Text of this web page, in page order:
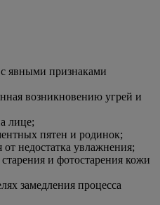
с явными признаками
возникновению угрей и
лице;
пятен и родинок;
недостатка увлажнения;
и фотостарения кожи
замедления процесса